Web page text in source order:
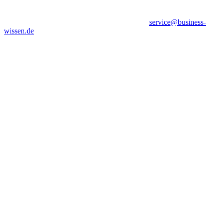
service@business-
wissen.de